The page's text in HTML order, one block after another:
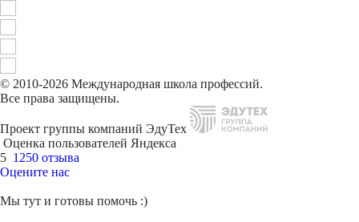
© 2010-2026 Международная школа профессий.
Все права защищены.
Проект группы компаний ЭдуТех
Оценка пользователей Яндекса
5 1250 отзыва
Оцените нас
Мы тут и готовы помочь :)